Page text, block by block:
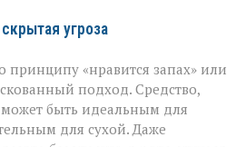
угроза
принципу «нравится запах» или
подход. Средство,
быть идеальным для
для сухой. Даже